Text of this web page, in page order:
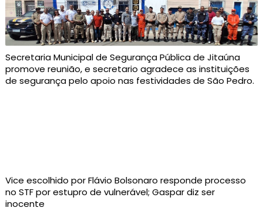
Secretaria Municipal de Segurança Pública de Jitaúna
promove reunião, e secretario agradece as instituições
de segurança pelo apoio nas festividades de São Pedro.
Vice escolhido por Flávio Bolsonaro responde processo
no STF por estupro de vulnerável; Gaspar diz ser
inocente